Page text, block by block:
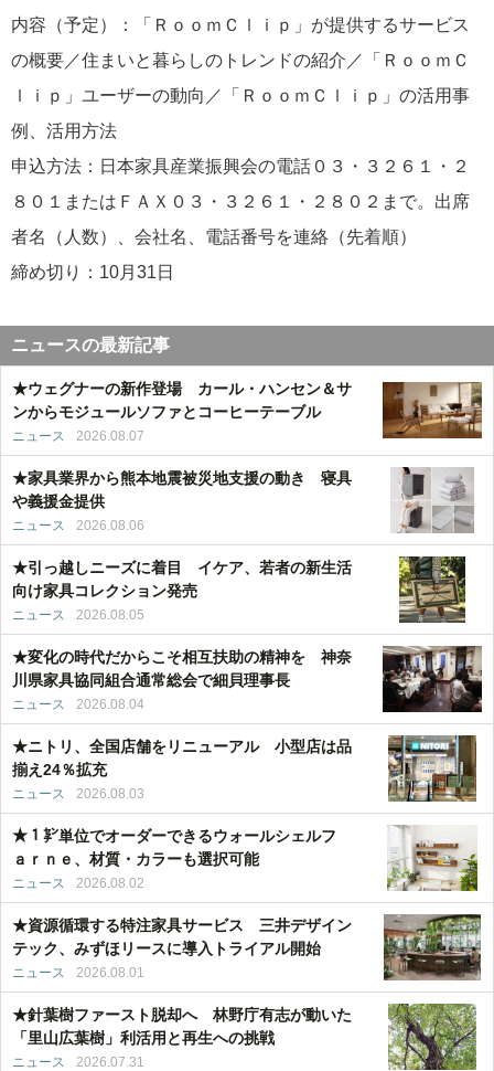
内容（予定）：「ＲｏｏｍＣｌｉｐ」が提供するサービス
の概要／住まいと暮らしのトレンドの紹介／「ＲｏｏｍＣ
ｌｉｐ」ユーザーの動向／「ＲｏｏｍＣｌｉｐ」の活用事
例、活用方法
申込方法：日本家具産業振興会の電話０３・３２６１・２
８０１またはＦＡＸ０３・３２６１・２８０２まで。出席
者名（人数）、会社名、電話番号を連絡（先着順）
締め切り：10月31日
ニュースの最新記事
★ウェグナーの新作登場 カール・ハンセン＆サ
ンからモジュールソファとコーヒーテーブル
ニュース 2026.08.07
★家具業界から熊本地震被災地支援の動き 寝具
や義援金提供
ニュース 2026.08.06
★引っ越しニーズに着目 イケア、若者の新生活
向け家具コレクション発売
ニュース 2026.08.05
★変化の時代だからこそ相互扶助の精神を 神奈
川県家具協同組合通常総会で細貝理事長
ニュース 2026.08.04
★ニトリ、全国店舗をリニューアル 小型店は品
揃え24％拡充
ニュース 2026.08.03
★１㌢単位でオーダーできるウォールシェルフ
ａｒｎｅ、材質・カラーも選択可能
ニュース 2026.08.02
★資源循環する特注家具サービス 三井デザイン
テック、みずほリースに導入トライアル開始
ニュース 2026.08.01
★針葉樹ファースト脱却へ 林野庁有志が動いた
「里山広葉樹」利活用と再生への挑戦
ニュース 2026.07.31